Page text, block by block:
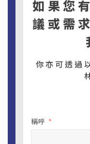
如果您
議或需
你亦可透過
稱呼